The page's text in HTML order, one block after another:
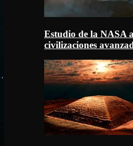
Estudio de la NASA
civilizaciones